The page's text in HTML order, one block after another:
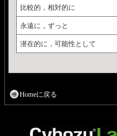
比較的，相対的に
永遠に，ずっと
潜在的に，可能性として
Homeに戻る